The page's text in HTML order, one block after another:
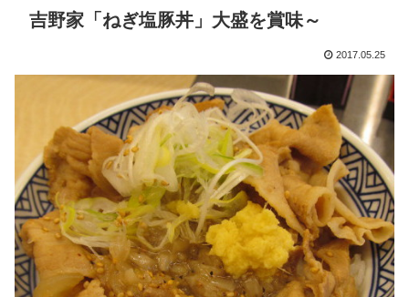
吉野家「ねぎ塩豚丼」大盛を賞味～
2017.05.25